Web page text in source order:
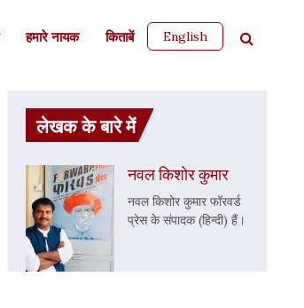
हमारे नायक किताबें English
लेखक के बारे में
नवल किशोर कुमार
नवल किशोर कुमार फॉरवर्ड
प्रेस के संपादक (हिन्दी) हैं।